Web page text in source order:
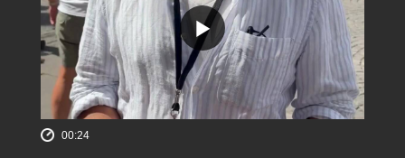
00:24